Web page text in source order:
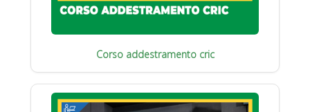
Corso addestramento cric